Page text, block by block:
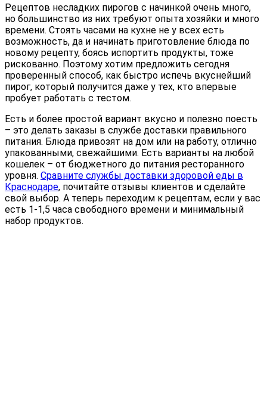
Рецептов несладких пирогов с начинкой очень много,
но большинство из них требуют опыта хозяйки и много
времени. Стоять часами на кухне не у всех есть
возможность, да и начинать приготовление блюда по
новому рецепту, боясь испортить продукты, тоже
рискованно. Поэтому хотим предложить сегодня
проверенный способ, как быстро испечь вкуснейший
пирог, который получится даже у тех, кто впервые
пробует работать с тестом.
Есть и более простой вариант вкусно и полезно поесть
– это делать заказы в службе доставки правильного
питания. Блюда привозят на дом или на работу, отлично
упакованными, свежайшими. Есть варианты на любой
кошелек – от бюджетного до питания ресторанного
уровня. Сравните службы доставки здоровой еды в
Краснодаре, почитайте отзывы клиентов и сделайте
свой выбор. А теперь переходим к рецептам, если у вас
есть 1-1,5 часа свободного времени и минимальный
набор продуктов.